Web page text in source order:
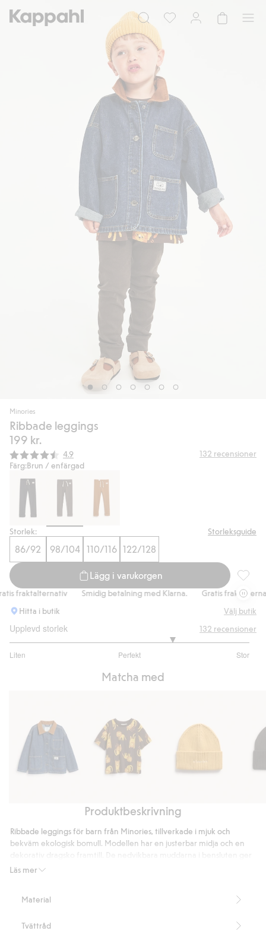
Minories
Ribbade leggings
199 kr.
Snittbetyg:
4.9 132 recensioner
Färg:Brun / enfärgad
Storlek: Storleksguide
86/92 98/104 110/116 122/128
Lägg i varukorgen
fraktalternativ Smidig betalning med Klarna.
Gratis fraktalternativ
Hitta i butik
Välj butik
Upplevd storlek
Liten Perfekt Stor
utav
132 recensioner
Matcha med
Mönstrad
shirt
Stickad
med
Produktbeskrivning
Läs mer
Ribbade leggings för barn från Minories, tillverkade i mjuk och
bekväm ekologisk bomull. Modellen har en justerbar midja och en
en smart växa-funktion, vilket gör att plagget kan användas under
Artikelnummer
Material
Tvättråd